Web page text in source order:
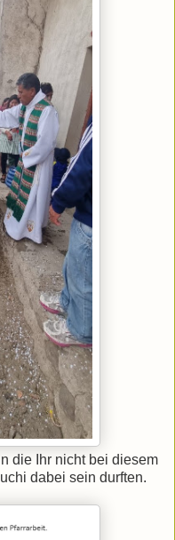
die Ihr nicht bei diesem
dabei sein durften.